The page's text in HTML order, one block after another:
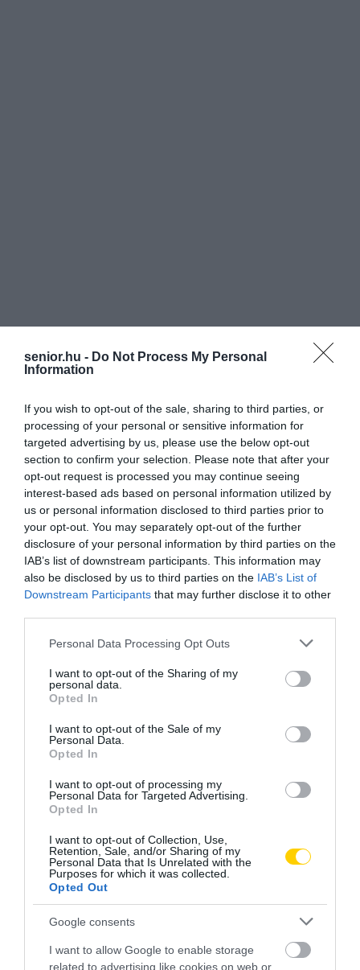
senior.hu - Do Not Process My Personal
Information
If you wish to opt-out of the sale, sharing to third parties, or
processing of your personal or sensitive information for
targeted advertising by us, please use the below opt-out
section to confirm your selection. Please note that after your
opt-out request is processed you may continue seeing
interest-based ads based on personal information utilized by
us or personal information disclosed to third parties prior to
your opt-out. You may separately opt-out of the further
disclosure of your personal information by third parties on the
IAB’s list of downstream participants. This information may
also be disclosed by us to third parties on the IAB’s List of
Downstream Participants that may further disclose it to other
Please note that this website/app uses one or more Google
not limited to your visit or usage behaviour. You may click to
grant or deny consent to Google and its third-party tags to
use your data for below specified purposes in below Google
consent section.
Personal Data Processing Opt Outs
I want to opt-out of the Sharing of my
personal data.
Opted In
I want to opt-out of the Sale of my
Personal Data.
Opted In
I want to opt-out of processing my
Personal Data for Targeted Advertising.
Opted In
I want to opt-out of Collection, Use,
Retention, Sale, and/or Sharing of my
Personal Data that Is Unrelated with the
Purposes for which it was collected.
Opted Out
Google consents
I want to allow Google to enable storage
related to advertising like cookies on web or
AJÁNLÓ